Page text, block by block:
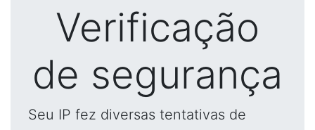
Verificação
de segurança
Seu IP fez diversas tentativas de